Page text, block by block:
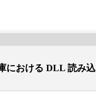
における DLL 読み込